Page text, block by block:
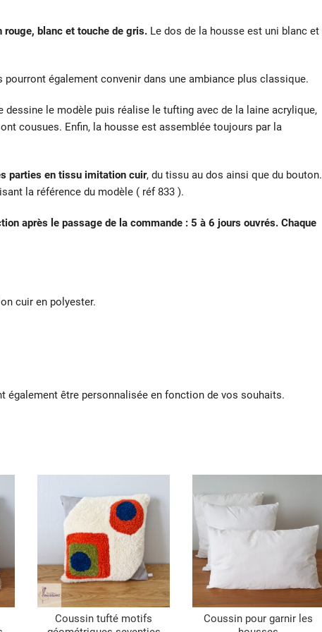
blanc et touche de gris. Le dos de la housse est uni blanc et
également convenir dans une ambiance plus classique.
le modèle puis réalise le tufting avec de la laine acrylique,
cousues. Enfin, la housse est assemblée toujours par la
parties en tissu imitation cuir, du tissu au dos ainsi que du bouton.
la référence du modèle ( réf 833 ).
après le passage de la commande : 5 à 6 jours ouvrés. Chaque
cuir en polyester.
également être personnalisée en fonction de vos souhaits.
Coussin tufté motifs
Coussin pour garnir les